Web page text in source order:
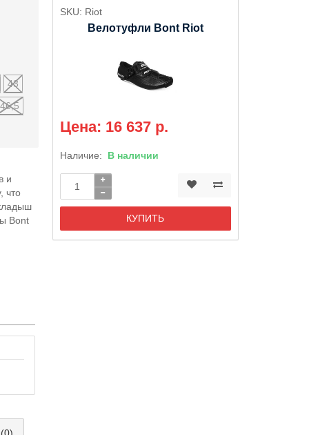
43
46,5
и
что
Bont
SKU: Riot
Велотуфли Bont Riot
Цена: 16 637 р.
Наличие: В наличии
КУПИТЬ